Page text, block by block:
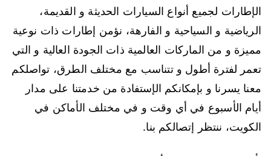
الإطارات لجميع أنواع السيارات الحديثة و القديمة،
الرياضية و السياحية و الفارهة، نؤمن إطارات ذات نوعية
مميزة و من الماركات العالمية ذات الجودة العالية و التي
تعمر لفترة أطول و تتناسب مع مختلف الطرق، تواصلكم
معنا يسرنا و بإمكانكم الإستفادة من خدمتنا على مدار
أيام الأسبوع في أي وقت و في مختلف الأماكن في
الكويت، ننتظر إتصالكم بنا.